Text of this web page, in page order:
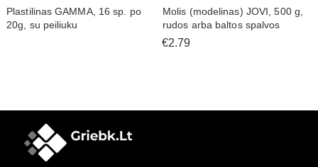
Plastilinas GAMMA, 16 sp. po
20g, su peiliuku
Molis (modelinas) JOVI, 500 g,
rudos arba baltos spalvos
€2.79